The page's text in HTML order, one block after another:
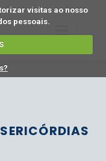
visitas ao nosso
pessoais.